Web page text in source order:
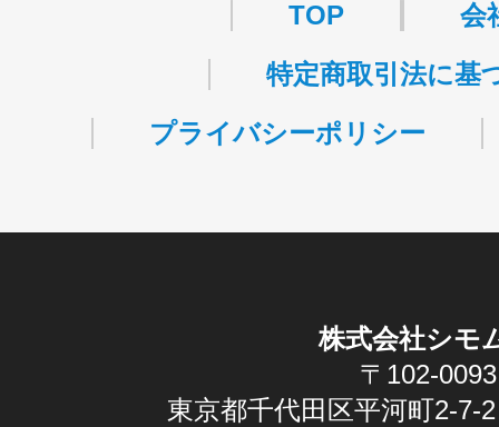
TOP
会
特定商取引法に基
プライバシーポリシー
株式会社シモ
〒102-0093
東京都千代田区平河町2-7-